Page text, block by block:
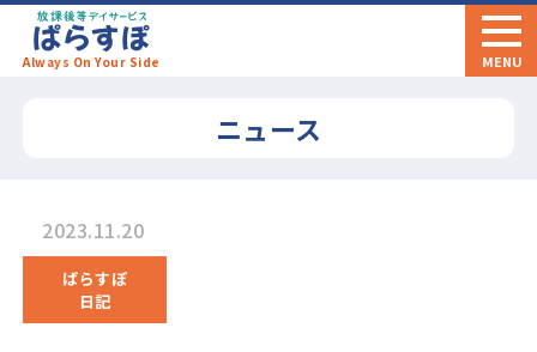
ぱらすぽ
Always On Your Side MENU
ニュース
2023.11.20
ぱらすぽ
日記